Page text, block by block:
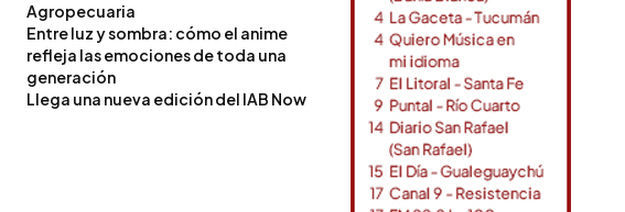
Agropecuaria
Entre luz y sombra: cómo el anime
refleja las emociones de toda una
generación
Llega una nueva edición del IAB Now